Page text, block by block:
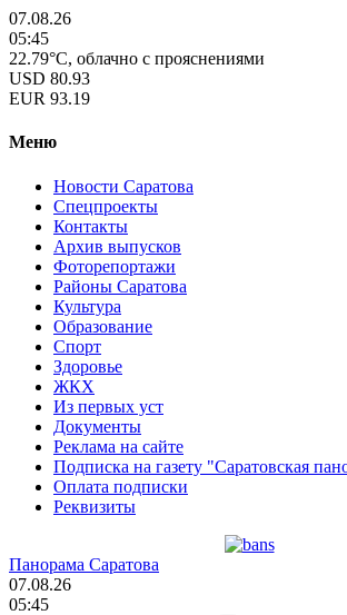
07.08.26
05:45
22.79°C, облачно с прояснениями
USD 80.93
EUR 93.19
Меню
Новости Саратова
Спецпроекты
Контакты
Архив выпусков
Фоторепортажи
Районы Саратова
Культура
Образование
Спорт
Здоровье
ЖКХ
Из пеpвых уст
Документы
Реклама на сайте
Подписка на газету "Саратовская
Оплата подписки
Реквизиты
Панорама Саратова
07.08.26
05:45